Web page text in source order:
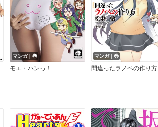
マンガ｜巻
モエ・ハンっ！
マンガ｜巻
間違ったラノベの作り方